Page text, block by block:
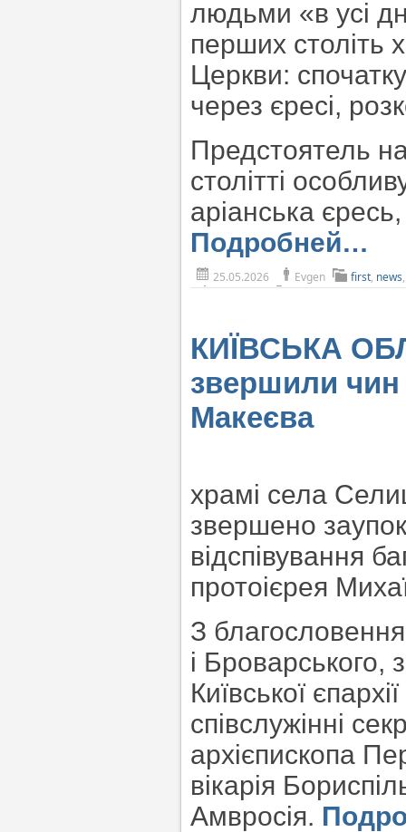
людьми «в усі
перших століть
Церкви:
через єресі,
Предстоятель
столітті
аріанська
Подробней…
25.05.2026 Evgen first, news
КИЇВСЬКА
звершили чин
Макеєва
храмі села
звершено
відспівування
протоієрея
З
і Броварського,
Київської
співслужінні
архієпископа
вікарія
Амвросія.